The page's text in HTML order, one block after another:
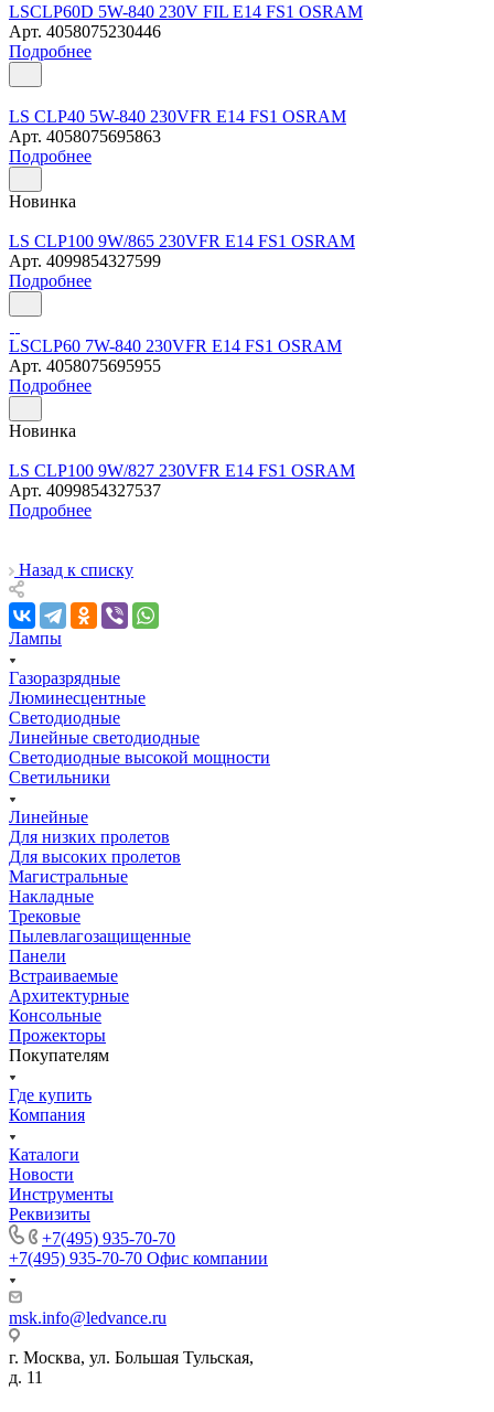
LSCLP60D 5W-840 230V FIL E14 FS1 OSRAM
Арт. 4058075230446
Подробнее
LS CLP40 5W-840 230VFR E14 FS1 OSRAM
Арт. 4058075695863
Подробнее
Новинка
LS CLP100 9W/865 230VFR E14 FS1 OSRAM
Арт. 4099854327599
Подробнее
LSCLP60 7W-840 230VFR E14 FS1 OSRAM
Арт. 4058075695955
Подробнее
Новинка
LS CLP100 9W/827 230VFR E14 FS1 OSRAM
Арт. 4099854327537
Подробнее
Назад к списку
Лампы
Газоразрядные
Люминесцентные
Светодиодные
Линейные светодиодные
Светодиодные высокой мощности
Светильники
Линейные
Для низких пролетов
Для высоких пролетов
Магистральные
Накладные
Трековые
Пылевлагозащищенные
Панели
Встраиваемые
Архитектурные
Консольные
Прожекторы
Покупателям
Где купить
Компания
Каталоги
Новости
Инструменты
Реквизиты
+7(495) 935-70-70
+7(495) 935-70-70 Офис компании
msk.info@ledvance.ru
г. Москва, ул. Большая Тульская,
д. 11